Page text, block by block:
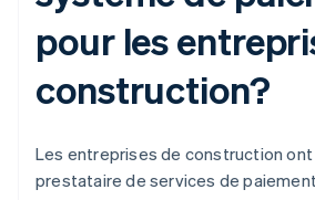
pour les
construction?
Les entreprises de construction ont
prestataire de services de